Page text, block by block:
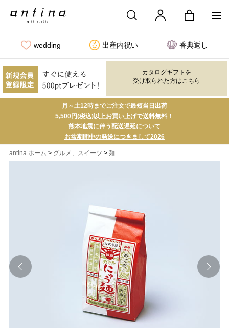
wedding 出産内祝い 香典返し
カタログギフトを
受け取られた方はこちら
月～土12時までご注文で最短当日出荷
5,500円(税込)以上お買い上げで送料無料！
熊本地震に伴う配送遅延について
お盆期間中の発送につきまして2026
antina ホーム > グルメ、スイーツ > 麺